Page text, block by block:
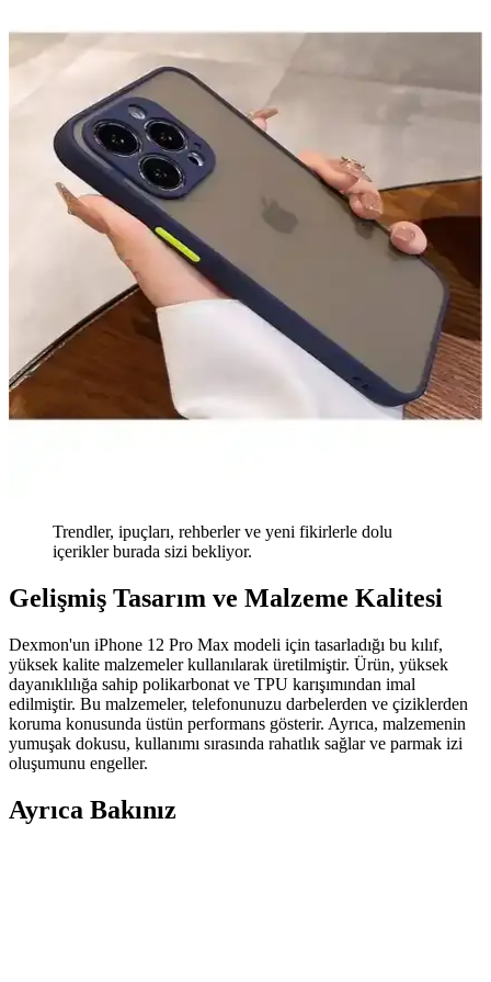
Trendler, ipuçları, rehberler ve yeni fikirlerle dolu
içerikler burada sizi bekliyor.
Gelişmiş Tasarım ve Malzeme Kalitesi
Dexmon'un iPhone 12 Pro Max modeli için tasarladığı bu kılıf,
yüksek kalite malzemeler kullanılarak üretilmiştir. Ürün, yüksek
dayanıklılığa sahip polikarbonat ve TPU karışımından imal
edilmiştir. Bu malzemeler, telefonunuzu darbelerden ve çiziklerden
koruma konusunda üstün performans gösterir. Ayrıca, malzemenin
yumuşak dokusu, kullanımı sırasında rahatlık sağlar ve parmak izi
oluşumunu engeller.
Ayrıca Bakınız